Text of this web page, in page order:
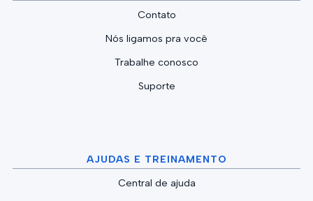
Contato
Nós ligamos pra você
Trabalhe conosco
Suporte
AJUDAS E TREINAMENTO
Central de ajuda